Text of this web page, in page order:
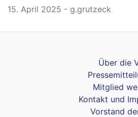
15. April 2025 - g.grutzeck
Über die
Mitglied
Kontakt und
Vorstand